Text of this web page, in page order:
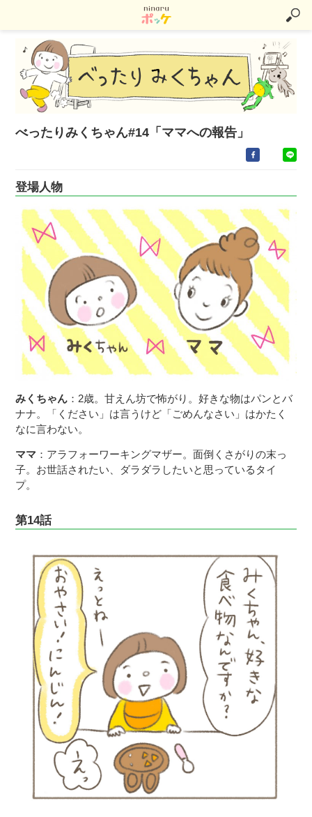
べったりみくちゃん#14「ママへの報告」
登場人物
みくちゃん ：2歳。甘えん坊で怖がり。好きな物はパンとバ
ナナ。「ください」は言うけど「ごめんなさい」はかたく
なに言わない。
ママ ：アラフォーワーキングマザー。面倒くさがりの末っ
子。お世話されたい、ダラダラしたいと思っているタイ
プ。
第14話